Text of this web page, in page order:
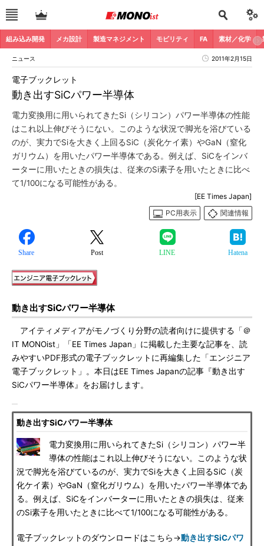
組み込み開発 メカ設計 製造マネジメント モビリティ FA 素材／化学
ニュース 2011年2月15日
動き出すSiCパワー半導体
電子ブックレット
電力変換用に用いられてきたSi（シリコン）パワー半導体の性能
はこれ以上伸びそうにない。このような状況で脚光を浴びている
のが、実力でSiを大きく上回るSiC（炭化ケイ素）やGaN（窒化
ガリウム）を用いたパワー半導体である。例えば、SiCをインバ
ーターに用いたときの損失は、従来のSi素子を用いたときに比べ
て1/100になる可能性がある。
[EE Times Japan]
PC用表示
関連情報
Share Post LINE Hatena
動き出すSiCパワー半導体
アイティメディアがモノづくり分野の読者向けに提供する「＠
IT MONOist」「EE Times Japan」に掲載した主要な記事を、読
みやすいPDF形式の電子ブックレットに再編集した「エンジニア
電子ブックレット」。本日はEE Times Japanの記事『動き出す
SiCパワー半導体』をお届けします。
動き出すSiCパワー半導体
電力変換用に用いられてきたSi（シリコン）パワー半
導体の性能はこれ以上伸びそうにない。このような状
況で脚光を浴びているのが、実力でSiを大きく上回るSiC（炭
化ケイ素）やGaN（窒化ガリウム）を用いたパワー半導体であ
る。例えば、SiCをインバーターに用いたときの損失は、従来
のSi素子を用いたときに比べて1/100になる可能性がある。
電子ブックレットのダウンロードはこちら→動き出すSiCパワ